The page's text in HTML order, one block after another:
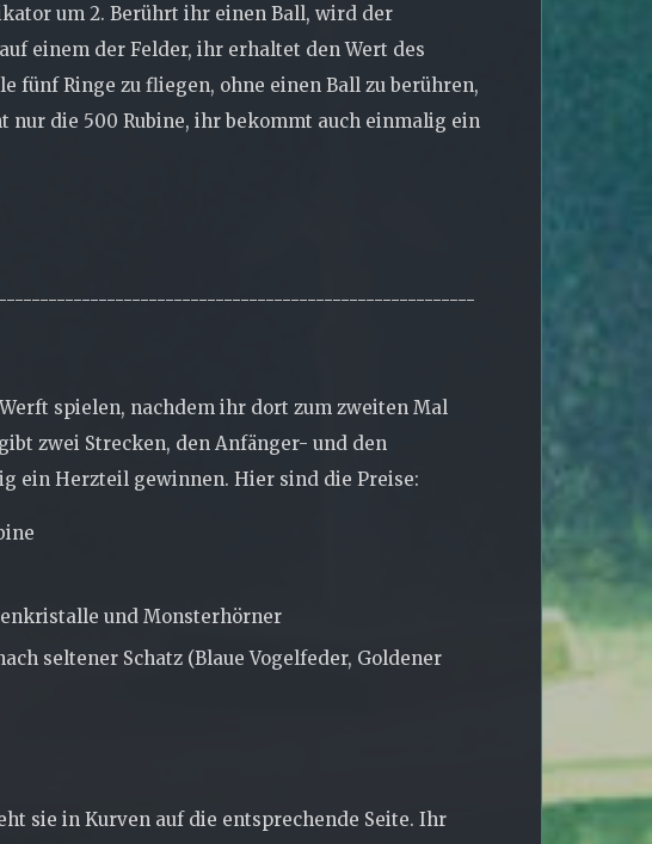
um 2. Berührt ihr einen Ball, wird der
einem der Felder, ihr erhaltet den Wert des
fünf Ringe zu fliegen, ohne einen Ball zu berühren,
die 500 Rubine, ihr bekommt auch einmalig ein
spielen, nachdem ihr dort zum zweiten Mal
zwei Strecken, den Anfänger- und den
ein Herzteil gewinnen. Hier sind die Preise:
und Monsterhörner
seltener Schatz (Blaue Vogelfeder, Goldener
sie in Kurven auf die entsprechende Seite. Ihr